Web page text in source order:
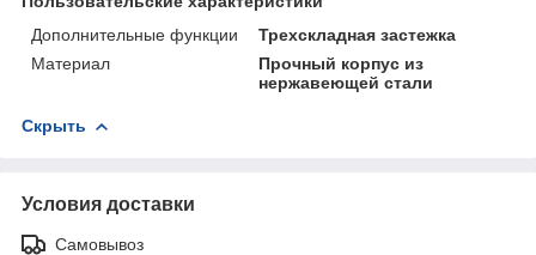
Дополнительные функции
Трехскладная застежка
Материал
Прочный корпус из
нержавеющей стали
Скрыть
Условия доставки
Самовывоз